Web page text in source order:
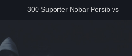
Proyek Jalan Batubantar –